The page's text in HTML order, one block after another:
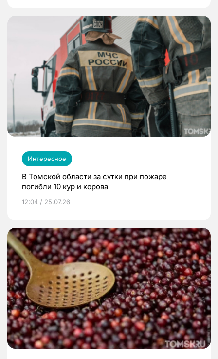
Интересное
В Томской области за сутки при пожаре
погибли 10 кур и корова
12:04 / 25.07.26